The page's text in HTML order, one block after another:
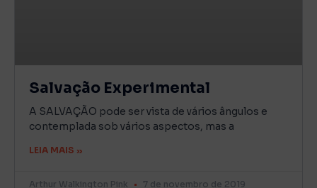
Salvação Experimental
A SALVAÇÃO pode ser vista de vários ângulos e
contemplada sob vários aspectos, mas a
LEIA MAIS »
Arthur Walkington Pink 7 de novembro de 2019